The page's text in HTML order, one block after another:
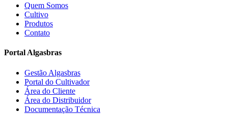
Quem Somos
Cultivo
Produtos
Contato
Portal Algasbras
Gestão Algasbras
Portal do Cultivador
Área do Cliente
Área do Distribuidor
Documentação Técnica